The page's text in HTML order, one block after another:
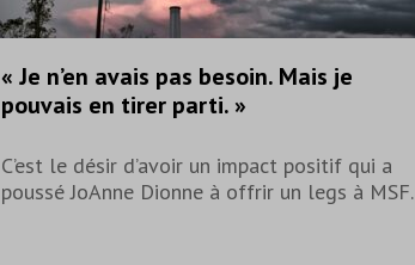
« Je n’en avais pas besoin. Mais je
pouvais en tirer parti. »
C’est le désir d’avoir un impact positif qui a
poussé JoAnne Dionne à offrir un legs à MSF.